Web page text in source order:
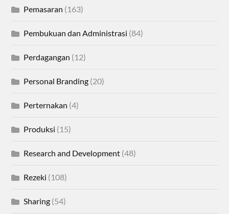
Pemasaran (163)
Pembukuan dan Administrasi (84)
Perdagangan (12)
Personal Branding (20)
Perternakan (4)
Produksi (15)
Research and Development (48)
Rezeki (108)
Sharing (54)